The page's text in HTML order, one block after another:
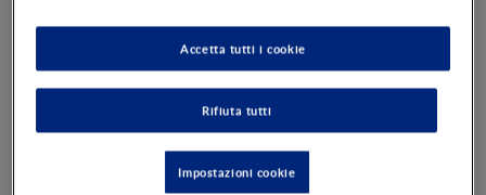
Sviluppo del bambino
tuo bambino
auricolari sono addossati alla testa e i suoi occhi hanno
lunghe ciglia. È sempre più sensibile aglistimoli esternie
reagisce di conseguenza. Si sta sviluppando
meravigliosamente: ogni settimana il tuo peso cresce di
Rifiuta tutti
Accetta tutti i cookie
Impostazioni cookie